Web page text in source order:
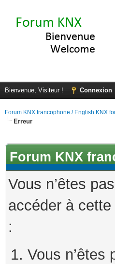
Bienvenue, Visiteur ! Connexion
Forum KNX francophone / English KNX
Erreur
Forum KNX
Vous n’êtes
accéder à
:
Vous n’êtes